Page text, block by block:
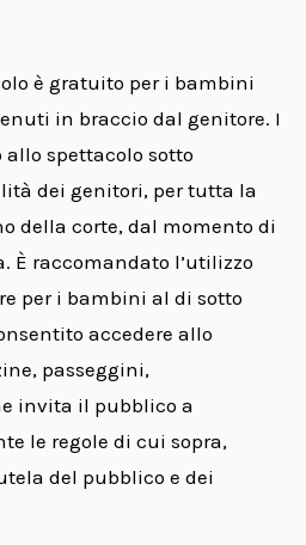
è gratuito per i bambini
in braccio dal genitore. I
spettacolo sotto
dei genitori, per tutta la
della corte, dal momento di
È raccomandato l’utilizzo
per i bambini al di sotto
accedere allo
passeggini,
invita il pubblico a
le regole di cui sopra,
del pubblico e dei